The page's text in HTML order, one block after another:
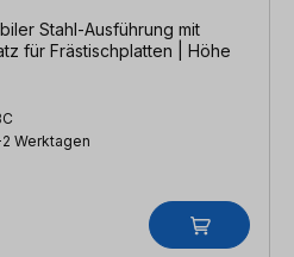
Stahl-Ausführung mit
für Frästischplatten | Höhe
Werktagen